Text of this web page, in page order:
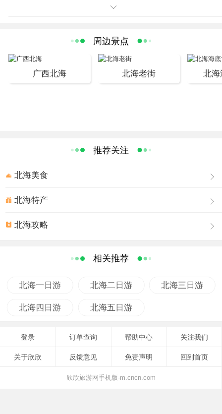
紧邻是下沉喷泉广场，为周未举行广场文艺晚会之用。该
巨型人工珠贝雕塑“南珠魂”，是北海的城市标志。广场周围
则是北海市最繁华的商业区，有启东商城、新力百货商业
广场等大型购物场所。
边吃饭、娱乐、购物都很方便，茶余饭后来广场走走、看
周边景点
广西北海 北海老街 北海
推荐关注
北海美食
北海特产
北海攻略
相关推荐
北海一日游 北海二日游 北海三日游
北海四日游 北海五日游
登录 订单查询 帮助中心 关注我们
关于欣欣 反馈意见 免责声明 回到首页
欣欣旅游网手机版-m.cncn.com